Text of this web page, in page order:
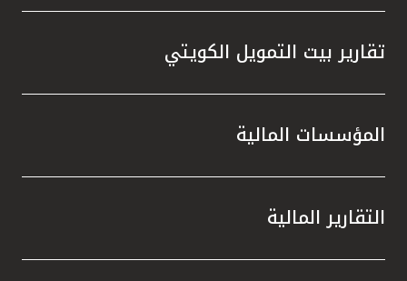
تقارير بيت التمويل الكويتي
المؤسسات المالية
التقارير المالية